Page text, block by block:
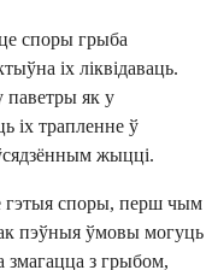
споры грыба
іх ліквідаваць.
паветры як у
іх трапленне ў
жыцці.
гэтыя споры, перш чым
пэўныя ўмовы могуць
змагацца з грыбом,